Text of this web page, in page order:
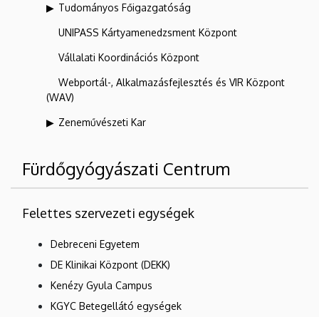
Tudományos Főigazgatóság
UNIPASS Kártyamenedzsment Központ
Vállalati Koordinációs Központ
Webportál-, Alkalmazásfejlesztés és VIR Központ
(WAV)
Zeneművészeti Kar
Fürdőgyógyászati Centrum
Felettes szervezeti egységek
Debreceni Egyetem
DE Klinikai Központ (DEKK)
Kenézy Gyula Campus
KGYC Betegellátó egységek